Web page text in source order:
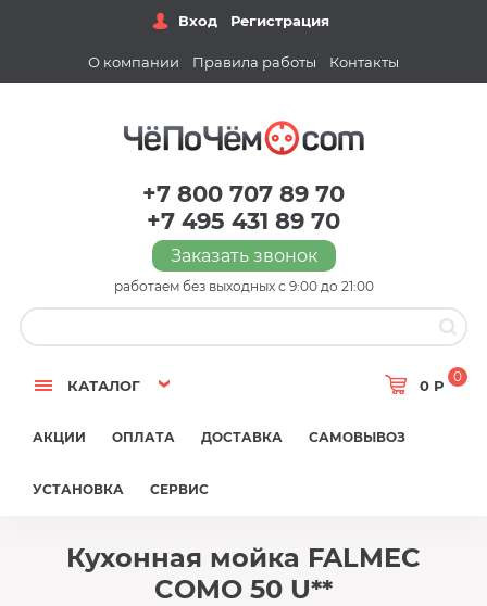
Вход Регистрация
О компании Правила работы Контакты
+7 800 707 89 70
+7 495 431 89 70
Заказать звонок
работаем без выходных с 9:00 до 21:00
КАТАЛОГ 0 Р
0
АКЦИИ ОПЛАТА ДОСТАВКА САМОВЫВОЗ
УСТАНОВКА СЕРВИС
Кухонная мойка FALMEC
COMO 50 U**